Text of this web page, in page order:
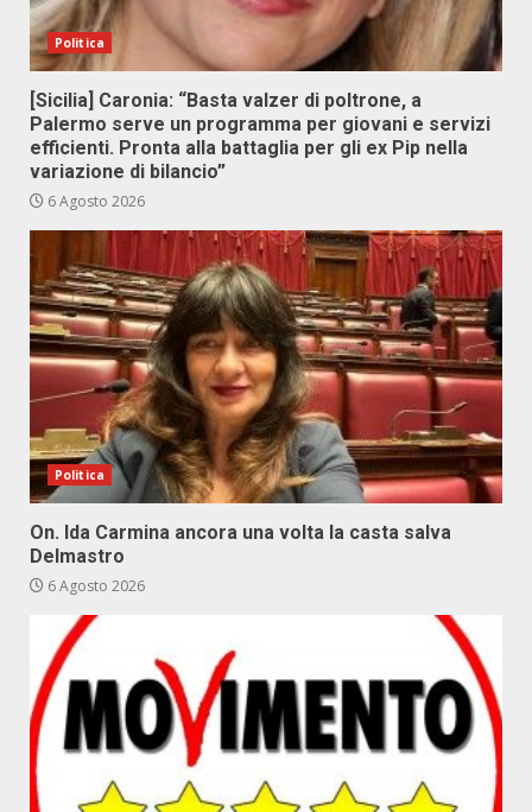
Politica
[Sicilia] Caronia: “Basta valzer di poltrone, a
Palermo serve un programma per giovani e servizi
efficienti. Pronta alla battaglia per gli ex Pip nella
variazione di bilancio”
6 Agosto 2026
Politica
On. Ida Carmina ancora una volta la casta salva
Delmastro
6 Agosto 2026